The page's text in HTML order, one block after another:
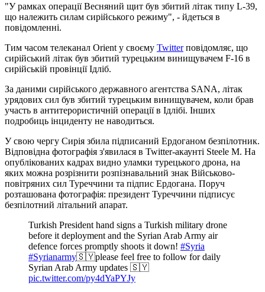
"У рамках операції Весняний щит був збитий літак типу L-39,
що належить силам сирійського режиму", - йдеться в
повідомленні.
Тим часом телеканал Orient у своєму Twitterповідомляє, що
сирійський літак був збитий турецьким винищувачем F-16 в
сирійській провінції Ідліб.
За даними сирійського державного агентства SANA, літак
урядових сил був збитий турецьким винищувачем, коли брав
участь в антитерористичній операції в Ідлібі. Інших
подробиць інциденту не наводиться.
У свою чергу Сирія збила підписаний Ердоганом безпілотник.
Відповідна фотографія з'явилася в Twitter-акаунті Steele M. На
опублікованих кадрах видно уламки турецького дрона, на
яких можна розрізнити розпізнавальний знак Військово-
повітряних сил Туреччини та підпис Ердогана. Поруч
розташована фотографія: президент Туреччини підписує
безпілотний літальний апарат.
Turkish President hand signs a Turkish military drone
before it deployment and the Syrian Arab Army air
defence forces promptly shoots it down! #Syria
#Syrianarmy🇸🇾please feel free to follow for daily
Syrian Arab Army updates 🇸🇾
pic.twitter.com/py4dYaPYJy